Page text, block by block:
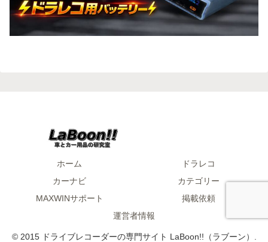
ホーム
ドラレコ
カーナビ
カテゴリー
MAXWINサポート
掲載依頼
運営者情報
© 2015 ドライブレコーダーの専門サイト LaBoon!!（ラブーン）.